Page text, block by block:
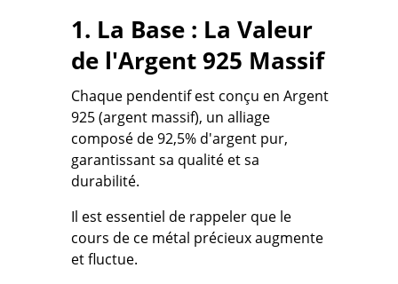
1. La Base : La Valeur
de l'Argent 925 Massif
Chaque pendentif est conçu en Argent
925 (argent massif), un alliage
composé de92,5% d'argent pur,
garantissant sa qualité et sa
durabilité.
Il est essentiel de rappeler que le
cours de ce métal précieux augmente
et fluctue.